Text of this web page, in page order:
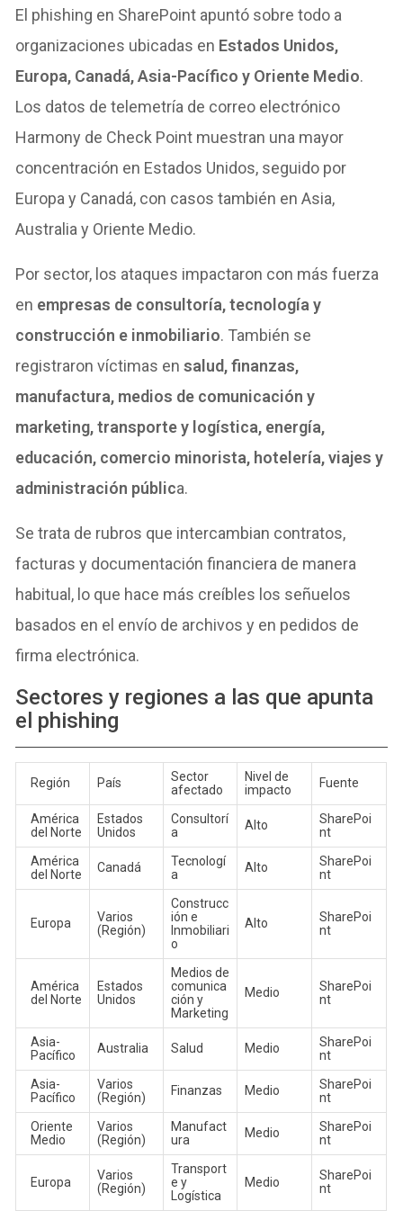
El phishing en SharePoint apuntó sobre todo a
organizaciones ubicadas en Estados Unidos,
Europa, Canadá, Asia-Pacífico y Oriente Medio.
Los datos de telemetría de correo electrónico
Harmony de Check Point muestran una mayor
concentración en Estados Unidos, seguido por
Europa y Canadá, con casos también en Asia,
Australia y Oriente Medio.
Por sector, los ataques impactaron con más fuerza
en empresas de consultoría, tecnología y
construcción e inmobiliario. También se
registraron víctimas en salud, finanzas,
manufactura, medios de comunicación y
marketing, transporte y logística, energía,
educación, comercio minorista, hotelería, viajes y
administración pública.
Se trata de rubros que intercambian contratos,
facturas y documentación financiera de manera
habitual, lo que hace más creíbles los señuelos
basados en el envío de archivos y en pedidos de
firma electrónica.
Sectores y regiones a las que apunta
el phishing
Región País
Sector
afectado
Nivel de
impacto
Fuente
América
del Norte
Estados
Unidos
Consultorí
a
Alto
SharePoi
nt
América
del Norte
Canadá
Tecnologí
a
Alto
SharePoi
nt
Europa
Varios
(Región)
Construcc
ión e
Inmobiliari
o
Alto
SharePoi
nt
América
del Norte
Estados
Unidos
Medios de
comunica
ción y
Marketing
Medio
SharePoi
nt
Asia-
Pacífico
Australia Salud Medio
SharePoi
nt
Asia-
Pacífico
Varios
(Región)
Finanzas Medio
SharePoi
nt
Oriente
Medio
Varios
(Región)
Manufact
ura
Medio
SharePoi
nt
Europa
Varios
(Región)
Transport
e y
Logística
Medio
SharePoi
nt